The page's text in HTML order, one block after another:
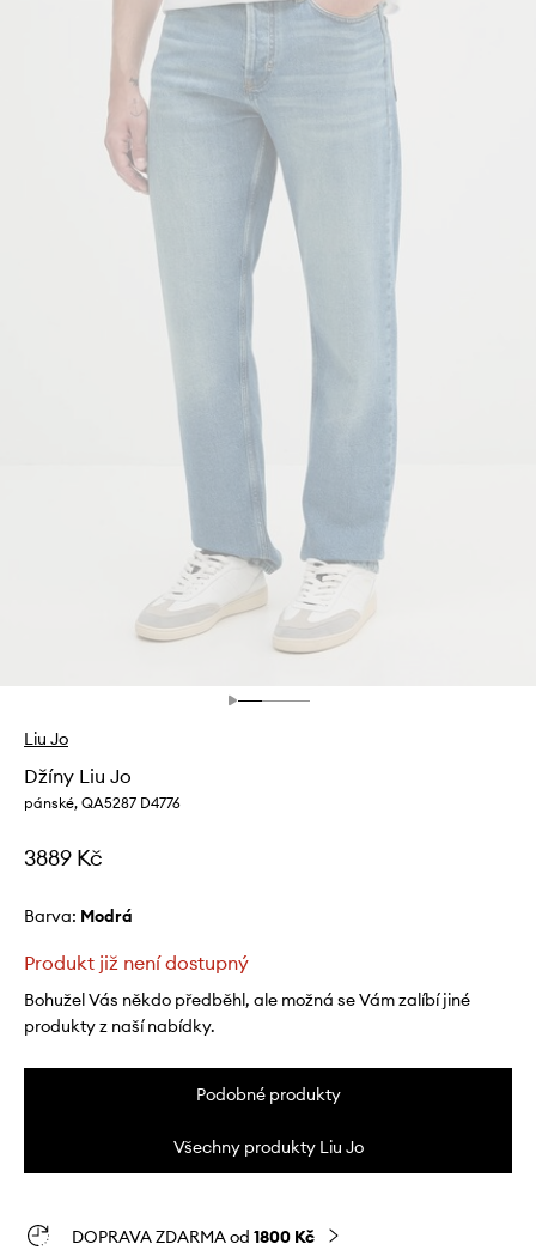
Liu Jo
Džíny Liu Jo
pánské, QA5287 D4776
3889 Kč
Barva: modrá
Produkt již není dostupný
Bohužel Vás někdo předběhl, ale možná se Vám zalíbí jiné
produkty z naší nabídky.
Podobné produkty
Všechny produkty Liu Jo
DOPRAVA ZDARMA od 1800 Kč